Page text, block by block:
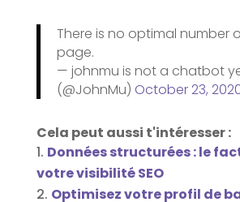
There is no optimal number
page.
— johnmu is not a chatbot
(@JohnMu) October 23,
Cela peut aussi t'intéresser :
Données structurées : le
votre visibilité SEO
Optimisez votre profil de